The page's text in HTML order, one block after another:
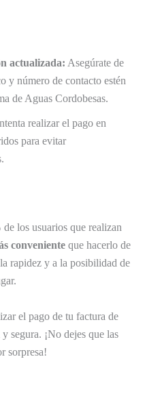
actualizada: Asegúrate de
y número de contacto estén
de Aguas Cordobesas.
realizar el pago en
para evitar
de los usuarios que realizan
conveniente que hacerlo de
rapidez y a la posibilidad de
el pago de tu factura de
segura. ¡No dejes que las
sorpresa!